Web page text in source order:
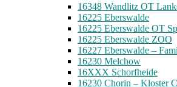
16348 Wandlitz OT
16225 Eberswalde
16225 Eberswalde OT
16225 Eberswalde ZOO
16227 Eberswalde –
16230 Melchow
16XXX Schorfheide
16230 Chorin – Kloster